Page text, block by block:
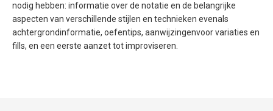
nodig hebben: informatie over de notatie en de belangrijke
aspecten van verschillende stijlen en technieken evenals
achtergrondinformatie, oefentips, aanwijzingenvoor variaties en
fills, en een eerste aanzet tot improviseren.